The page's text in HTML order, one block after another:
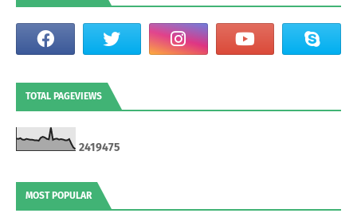
TOTAL PAGEVIEWS
2419475
MOST POPULAR